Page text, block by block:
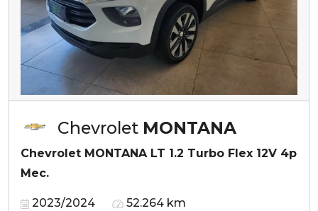
Chevrolet MONTANA
Chevrolet MONTANA LT 1.2 Turbo Flex 12V 4p
Mec.
2023/2024 52.264 km